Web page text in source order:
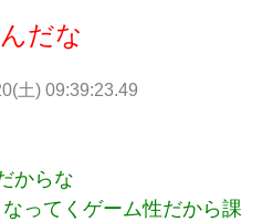
だな
土) 09:39:23.49
からな
ってくゲーム性だから課